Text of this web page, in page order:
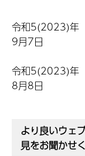
令和5(2023)年
9月7日
令和5(2023)年
8月8日
より良いウェ
見をお聞かせ